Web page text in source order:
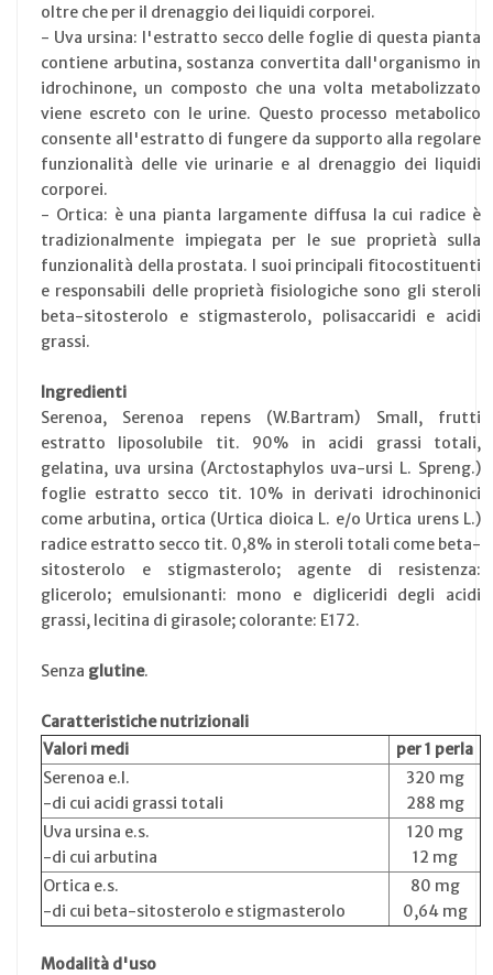
oltre che per il drenaggio dei liquidi corporei.
- Uva ursina: l'estratto secco delle foglie di questa pianta
contiene arbutina, sostanza convertita dall'organismo in
idrochinone, un composto che una volta metabolizzato
viene escreto con le urine. Questo processo metabolico
consente all'estratto di fungere da supporto alla regolare
funzionalità delle vie urinarie e al drenaggio dei liquidi
corporei.
- Ortica: è una pianta largamente diffusa la cui radice è
tradizionalmente impiegata per le sue proprietà sulla
funzionalità della prostata. I suoi principali fitocostituenti
e responsabili delle proprietà fisiologiche sono gli steroli
beta-sitosterolo e stigmasterolo, polisaccaridi e acidi
grassi.
Ingredienti
Serenoa, Serenoa repens (W.Bartram) Small, frutti
estratto liposolubile tit. 90% in acidi grassi totali,
gelatina, uva ursina (Arctostaphylos uva-ursi L. Spreng.)
foglie estratto secco tit. 10% in derivati idrochinonici
come arbutina, ortica (Urtica dioica L. e/o Urtica urens L.)
radice estratto secco tit. 0,8% in steroli totali come beta-
sitosterolo e stigmasterolo; agente di resistenza:
glicerolo; emulsionanti: mono e digliceridi degli acidi
grassi, lecitina di girasole; colorante: E172.
Senza glutine.
Caratteristiche nutrizionali
Valori medi
per 1 perla
Serenoa e.l.
-di cui acidi grassi totali
320 mg
288 mg
Uva ursina e.s.
-di cui arbutina
120 mg
12 mg
Ortica e.s.
-di cui beta-sitosterolo e stigmasterolo
80 mg
0,64 mg
Modalità d'uso